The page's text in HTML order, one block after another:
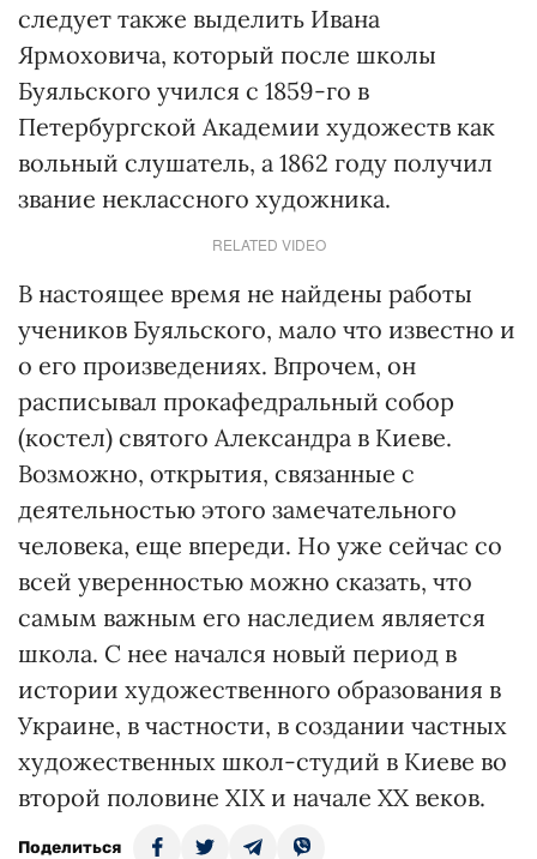
следует также выделить Ивана
Ярмоховича, который после школы
Буяльского учился с 1859-го в
Петербургской Академии художеств как
вольный слушатель, а 1862 году получил
звание неклассного художника.
RELATED VIDEO
В настоящее время не найдены работы
учеников Буяльского, мало что известно и
о его произведениях. Впрочем, он
расписывал прокафедральный собор
(костел) святого Александра в Киеве.
Возможно, открытия, связанные с
деятельностью этого замечательного
человека, еще впереди. Но уже сейчас со
всей уверенностью можно сказать, что
самым важным его наследием является
школа. С нее начался новый период в
истории художественного образования в
Украине, в частности, в создании частных
художественных школ-студий в Киеве во
второй половине XIX и начале ХХ веков.
Поделиться